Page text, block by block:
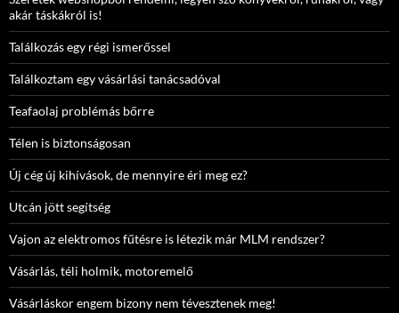
akár táskákról is!
Találkozás egy régi ismerőssel
Találkoztam egy vásárlási tanácsadóval
Teafaolaj problémás bőrre
Télen is biztonságosan
Új cég új kihívások, de mennyire éri meg ez?
Utcán jött segítség
Vajon az elektromos fűtésre is létezik már MLM rendszer?
Vásárlás, téli holmik, motoremelő
Vásárláskor engem bizony nem tévesztenek meg!